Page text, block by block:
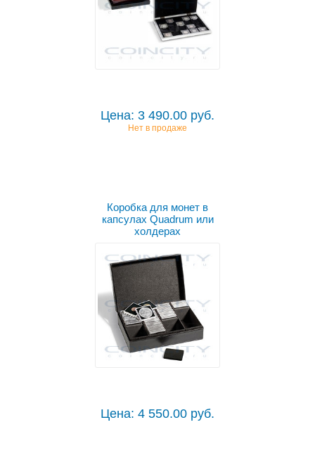
Цена: 3 490.00 руб.
Нет в продаже
Коробка для монет в
капсулах Quadrum или
холдерах
Цена: 4 550.00 руб.